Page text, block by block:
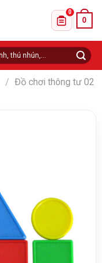
0
Danh sách
0
/ Đồ chơi thông tư 02